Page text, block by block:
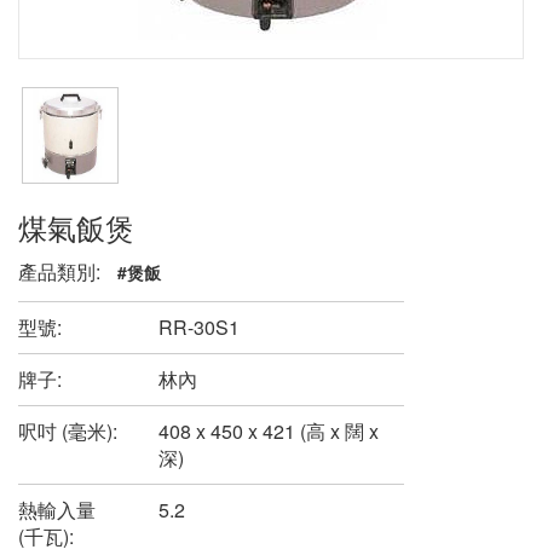
煤氣飯煲
產品類別: #煲飯
型號:
RR-30S1
牌子:
林內
呎吋 (毫米):
408 x 450 x 421 (高 x 闊 x
深)
熱輸入量
(千瓦):
5.2